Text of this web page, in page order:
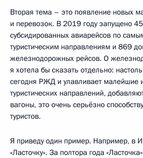
Вторая тема – это появление новых
и перевозок. В 2019 году запущено
субсидированных авиарейсов по
туристическим направлениям и 869
железнодорожных рейсов. О
я хотела бы сказать отдельно:
сегодня РЖД и улавливает малейшие
туристических направлений,
вагоны, это очень серьёзно
туристов.
Я приведу один пример. Например, в
«Ласточку». За полтора года